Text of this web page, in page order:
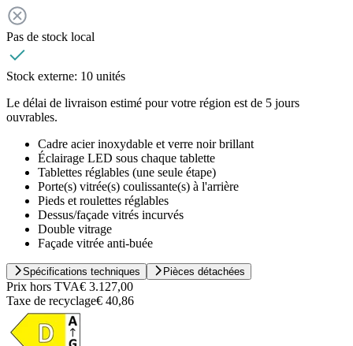
Pas de stock local
Stock externe: 10 unités
Le délai de livraison estimé pour votre région est de 5 jours
ouvrables.
Cadre acier inoxydable et verre noir brillant
Éclairage LED sous chaque tablette
Tablettes réglables (une seule étape)
Porte(s) vitrée(s) coulissante(s) à l'arrière
Pieds et roulettes réglables
Dessus/façade vitrés incurvés
Double vitrage
Façade vitrée anti-buée
Spécifications techniques Pièces détachées
Prix hors TVA€ 3.127,00
Taxe de recyclage€ 40,86